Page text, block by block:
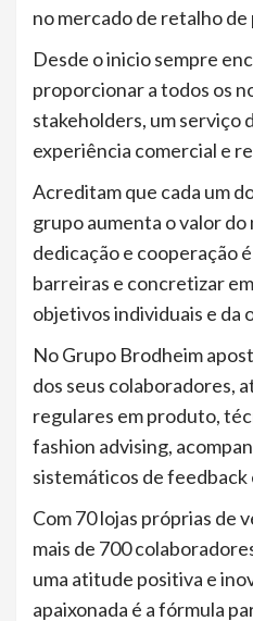
no mercado de retalho
Desde o inicio sempre
proporcionar a todos os
stakeholders, um serviço
experiência comercial e
Acreditam que cada um
grupo aumenta o valor do
dedicação e cooperação
barreiras e concretizar
objetivos individuais e da
No Grupo Brodheim
dos seus colaboradores,
regulares em produto,
fashion advising,
sistemáticos de feedback
Com 70 lojas próprias de
mais de 700
uma atitude positiva e
apaixonada é a fórmula